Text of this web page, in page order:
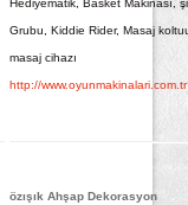
Hediyematik, Basket Makinası,
Grubu, Kiddie Rider, Masaj
masaj cihazı
http://www.oyunmakinalari.com.tr
özışık Ahşap Dekorasyon